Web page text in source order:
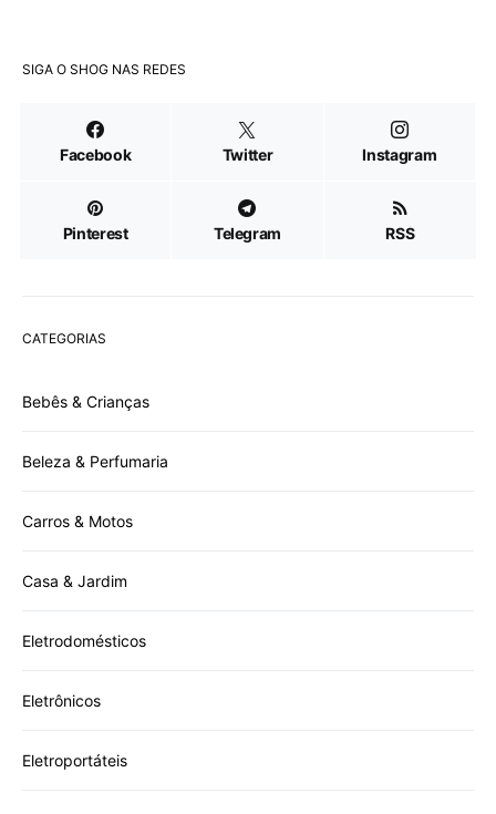
SIGA O SHOG NAS REDES
Facebook Twitter Instagram
Pinterest Telegram RSS
CATEGORIAS
Bebês & Crianças
Beleza & Perfumaria
Carros & Motos
Casa & Jardim
Eletrodomésticos
Eletrônicos
Eletroportáteis